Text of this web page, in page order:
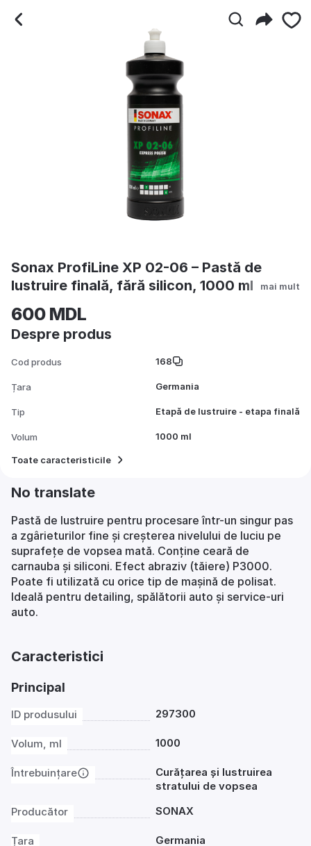
Sonax ProfiLine XP 02-
Sonax ProfiLine XP 02-06 – Pastă de
lustruire finală, fără silicon, 1000 ml
mai mult
600 MDL
Despre produs
Cod produs 168
Țara Germania
Tip Etapă de lustruire - etapa finală
Volum 1000 ml
Toate caracteristicile
No translate
Pastă de lustruire pentru procesare într-un singur pas
a zgârieturilor fine și creșterea nivelului de luciu pe
suprafețe de vopsea mată. Conține ceară de
carnauba și siliconi. Efect abraziv (tăiere) P3000.
Poate fi utilizată cu orice tip de mașină de polisat.
Ideală pentru detailing, spălătorii auto și service-uri
auto.
Caracteristici
Principal
ID produsului 297300
Volum, ml 1000
Întrebuințare
Curățarea și lustruirea
stratului de vopsea
Producător
SONAX
Țara Germania